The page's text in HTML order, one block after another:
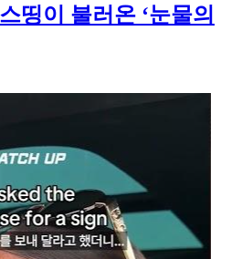
띵이 불러온 ‘눈물의